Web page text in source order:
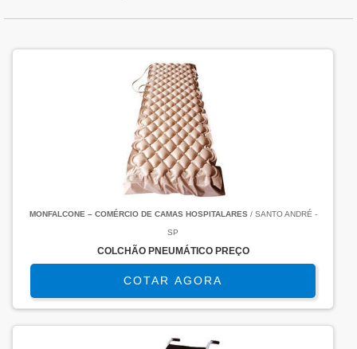
MONFALCONE – COMÉRCIO DE CAMAS HOSPITALARES/ SANTO ANDRÉ -
SP
COLCHÃO PNEUMÁTICO PREÇO
COTAR AGORA